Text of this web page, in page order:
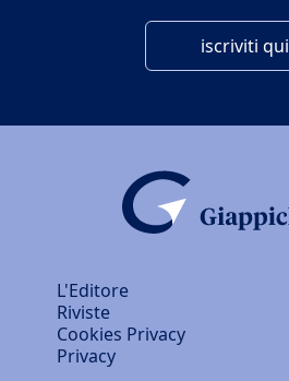
iscriviti qui
L'Editore
Riviste
Cookies Privacy
Privacy